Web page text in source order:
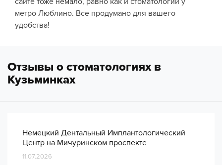
метро Люблино. Все продумано для вашего
удобства!
Отзывы о стоматологиях в
Кузьминках
Немецкий Дентальный Имплантологический
Центр на Мичуринском проспекте
11.07.2026